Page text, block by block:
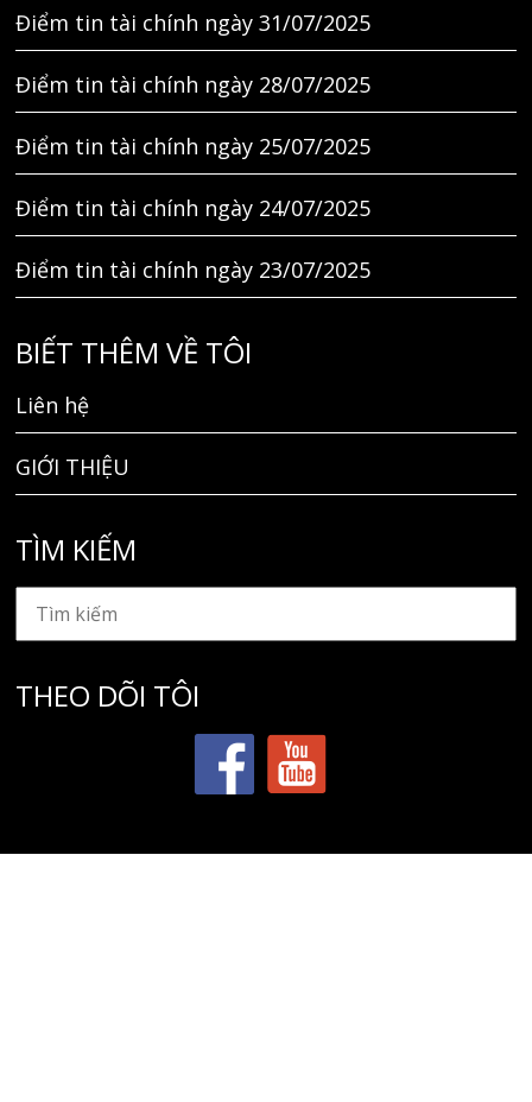
Điểm tin tài chính ngày 31/07/2025
Điểm tin tài chính ngày 28/07/2025
Điểm tin tài chính ngày 25/07/2025
Điểm tin tài chính ngày 24/07/2025
Điểm tin tài chính ngày 23/07/2025
BIẾT THÊM VỀ TÔI
Liên hệ
GIỚI THIỆU
TÌM KIẾM
THEO DÕI TÔI